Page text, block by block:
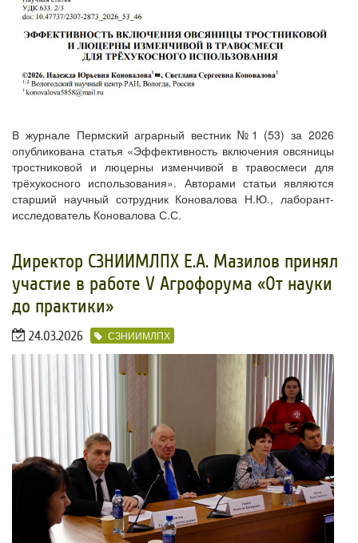
В журнале Пермский аграрный вестник №1 (53) за 2026
опубликована статья «Эффективность включения овсяницы
тростниковой и люцерны изменчивой в травосмеси для
трёхукосного использования». Авторами статьи являются
старший научный сотрудник Коновалова Н.Ю., лаборант-
исследователь Коновалова С.С.
​Директор СЗНИИМЛПХ Е.А. Мазилов принял
участие в работе V Агрофорума «От науки
до практики»
24.03.2026 СЗНИИМЛПХ